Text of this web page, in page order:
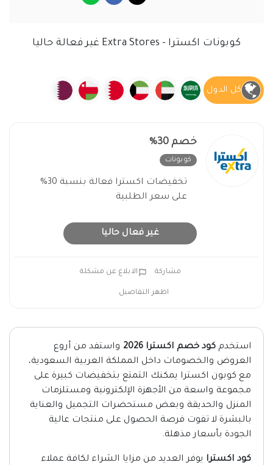
كوبونات اكسترا - Extra Stores غير فعالة حاليا
كل الدول
خصم 30%
كوبونات
تخفيضات اكسترا فعالة بنسبة 30%
على سعر الطلبية
غير فعال حاليا
مشاركة الابلاغ عن مشكلة
اظهر التفاصيل
استخدم كود خصم اكسترا 2026
واستفد من أروع
العروض والخصومات داخل المملكة العربية السعودية،
مع كوبون اكسترا يمكنك التمتع بتخفيضات كبيرة على
مجموعة واسعة من الأجهزة الإلكترونية ومستلزمات
المنزل والحديقة وبعض مستحضرات التجميل والعناية
بالبشرة لا تفوت فرصة الحصول على منتجات عالية
الجودة بأسعار مذهلة.
كود اكسترا يوفر العديد من مزايا الشراء لكافة عملاء